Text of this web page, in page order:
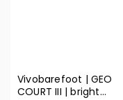
Vivobarefoot | GEO
COURT III | bright